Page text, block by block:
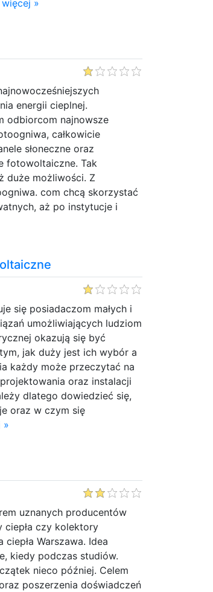
»
energii cieplnej.
odbiorcom najnowsze
całkowicie
słoneczne oraz
fotowoltaiczne. Tak
duże możliwości. Z
com chcą skorzystać
aż po instytucje i
się posiadaczom małych i
umożliwiających ludziom
okazują się być
jak duży jest ich wybór a
każdy może przeczytać na
oraz instalacji
dlatego dowiedzieć się,
oraz w czym się
»
uznanych producentów
ciepła czy kolektory
ciepła Warszawa. Idea
kiedy podczas studiów.
nieco później. Celem
poszerzenia doświadczeń